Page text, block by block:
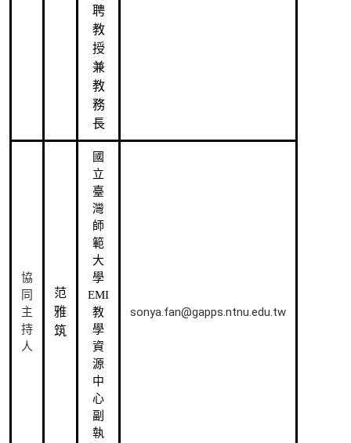
聘
教
授
兼
教
務
長
協
同
主
持
人
范
雅
筑
國
立
臺
灣
師
範
大
學
EMI
教
學
資
源
中
心
副
執
sonya.fan@gapps.ntnu.edu.tw